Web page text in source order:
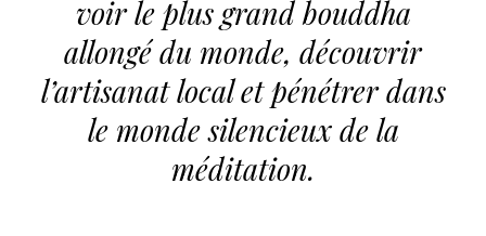
voir le plus grand bouddha
allongé du monde, découvrir
l’artisanat local et pénétrer dans
le monde silencieux de la
méditation.